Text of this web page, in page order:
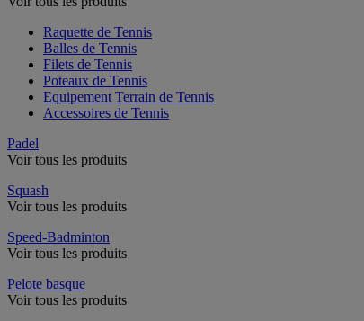
Raquette de Tennis
Balles de Tennis
Filets de Tennis
Poteaux de Tennis
Equipement Terrain de Tennis
Accessoires de Tennis
Padel
Voir tous les produits
Squash
Voir tous les produits
Speed-Badminton
Voir tous les produits
Pelote basque
Voir tous les produits